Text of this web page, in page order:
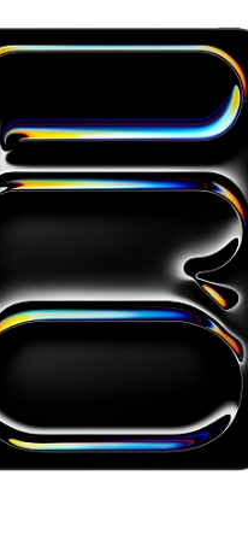
iPhone
iPhone 12
iPhone 11
iPhone SE
Poco
F Series
M Series
X Series
Nothing